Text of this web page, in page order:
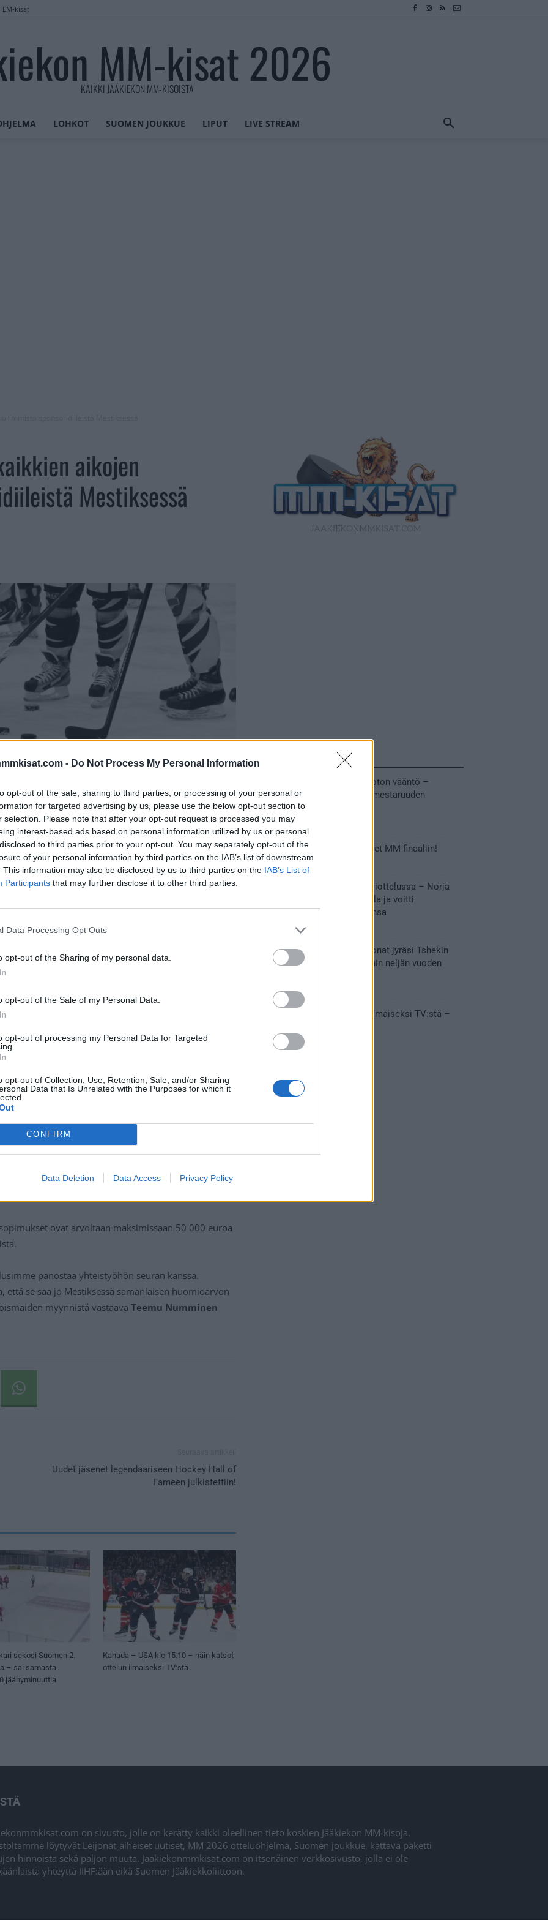
- Do Not Process My Personal Information
opt-out of the sale, sharing to third parties, or processing of your personal or
for targeted advertising by us, please use the below opt-out section to
selection. Please note that after your opt-out request is processed you may
interest-based ads based on personal information utilized by us or personal
to third parties prior to your opt-out. You may separately opt-out of the
of your personal information by third parties on the IAB’s list of downstream
This information may also be disclosed by us to third parties on the IAB’s List of
Participants that may further disclose it to other third parties.
Data Processing Opt Outs
opt-out of the Sharing of my personal data.
opt-out of the Sale of my Personal Data.
opt-out of processing my Personal Data for Targeted
opt-out of Collection, Use, Retention, Sale, and/or Sharing
Data that Is Unrelated with the Purposes for which it
CONFIRM
Data Deletion Data Access Privacy Policy
EM-kisat
MM-kisat 2026
KAIKKI JÄÄKIEKON MM-KISOISTA
LOHKOT SUOMEN JOUKKUE LIPUT LIVE STREAM
aikojen
Mestiksessä
syksyllä alkavaan Mestis-kauteen, jonka
suurta ja tämä näkyy myös
Mestiksen tasolle historiallisen suuri. IS:n
mittainen ja arvoltaan kaksi miljoonaa euroa.
tulot.
voi avata sen sisältöä, Jokerit Helsinki Oy:n
IS:lle.
Mainos:
ovat arvoltaan maksimissaan 50 000 euroa
panostaa yhteistyöhön seuran kanssa.
se saa jo Mestiksessä samanlaisen huomioarvon
myynnistä vastaava Teemu Numminen
Uudet jäsenet legendaariseen Hockey Hall of
Fameen julkistettiin!
sekosi Suomen 2.
– sai samasta
jäähyminuuttia
Kanada – USA klo 15:10 – näin katsot
ottelun ilmaiseksi TV:stä
Tuoreimmat uutiset
MM-kullasta käytiin armoton vääntö –
Leijonat voitti maailmanmestaruuden
jatkoajalla
31.05.2026 23:27
Tässä Leijonien kentälliset MM-finaaliin!
31.05.2026 18:37
Huikeaa draamaa pronssiottelussa – Norja
kaatoi Kanadan jatkoajalla ja voitti
ensimmäisen MM-mitalinsa
31.05.2026 18:25
Vakuuttava esitys – Leijonat jyräsi Tshekin
nurin ja eteni mitalipeleihin neljän vuoden
28.05.2026 19:11
Suomi – Tshekki näkyy ilmaiseksi TV:stä –
28.05.2026 15:09
on sivusto, jolle on kerätty kaikki oleellinen tieto koskien Jääkiekon MM-kisoja.
löytyvät Leijonat-aiheiset uutiset, MM 2026 otteluohjelma, Suomen joukkue, kattava paketti
hinnoista sekä paljon muuta. Jaakiekonmmkisat.com on itsenäinen verkkosivusto, jolla ei ole
yhteyttä IIHF:ään eikä Suomen Jääkiekkoliittoon.